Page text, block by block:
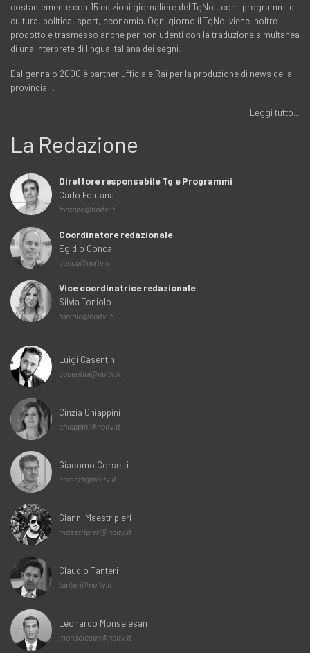
costantemente con 15 edizioni giornaliere del TgNoi, con i programmi di
cultura, politica, sport, economia. Ogni giorno il TgNoi viene inoltre
prodotto e trasmesso anche per non udenti con la traduzione simultanea
di una interprete di lingua italiana dei segni.
Dal gennaio 2000 è partner ufficiale Rai per la produzione di news della
provincia…
Leggi tutto...
La Redazione
Direttore responsabile Tg e Programmi
Carlo Fontana
fontana@noitv.it
Coordinatore redazionale
Egidio Conca
conca@noitv.it
Vice coordinatrice redazionale
Silvia Toniolo
toniolo@noitv.it
Luigi Casentini
casentini@noitv.it
Cinzia Chiappini
chiappini@noitv.it
Giacomo Corsetti
corsetti@noitv.it
Gianni Maestripieri
maestripieri@noitv.it
Claudio Tanteri
tanteri@noitv.it
Leonardo Monselesan
monselesan@noitv.it